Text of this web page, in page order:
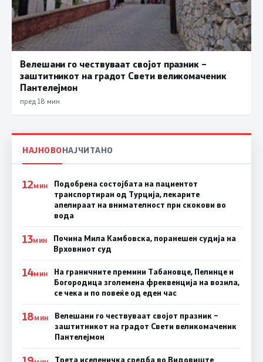
Велешани го чествуваат својот празник –
заштитникот на градот Свети великомаченик
Пантелејмон
пред 18 мин.
НАЈНОВОНАЈЧИТАНО
12МИН
Подобрена состојбата на пациентот
транспортиран од Турција, лекарите
апелираат на внимателност при скокови во
вода
13МИН
Почина Мила Камбовска, поранешен судија на
Врховниот суд
14МИН
На граничните премини Табановце, Пелинце и
Богородица зголемена фреквенција на возила,
се чека и по повеќе од еден час
18МИН
Велешани го чествуваат својот празник –
заштитникот на градот Свети великомаченик
Пантелејмон
Трета иселеничка средба во Видовиште